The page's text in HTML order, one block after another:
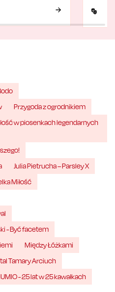
Przygoda z ogrodnikiem
w piosenkach legendarnych
Julia Pietrucha – Parsley X
Miłość
- Być facetem
Między Łóżkami
Tamary Arciuch
- 25 lat w 25 kawałkach